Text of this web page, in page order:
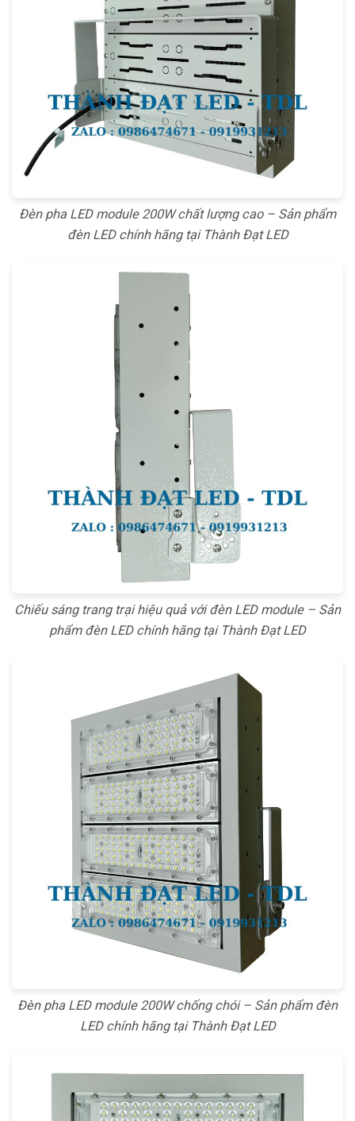
Đèn pha LED module 200W chất lượng cao – Sản phẩm
đèn LED chính hãng tại Thành Đạt LED
Chiếu sáng trang trại hiệu quả với đèn LED module – Sản
phẩm đèn LED chính hãng tại Thành Đạt LED
Đèn pha LED module 200W chống chói – Sản phẩm đèn
LED chính hãng tại Thành Đạt LED